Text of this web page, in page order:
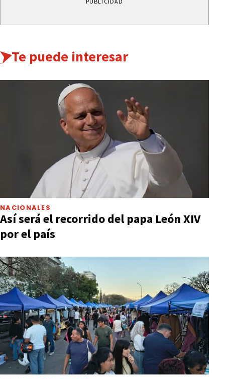
Te puede interesar
NACIONALES
Así será el recorrido del papa León XIV
por el país